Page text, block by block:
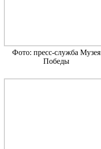
Фото: пресс-служба Музея
Победы